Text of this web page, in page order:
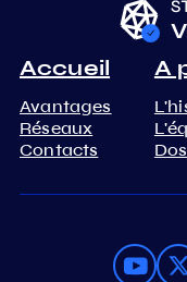
Accueil
Avantages
Réseaux
Contacts
A